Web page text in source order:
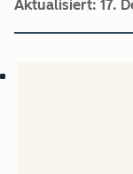
Aktualisiert: 17.